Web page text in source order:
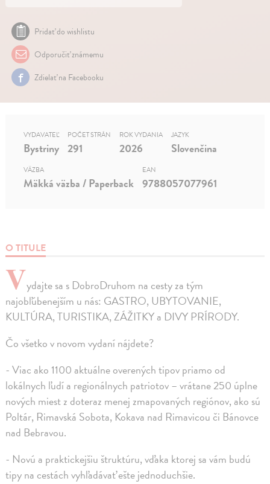
Pridať do wishlistu
Odporučiť známemu
Zdielať na Facebooku
O TITULE
Vydajte sa s DobroDruhom na cesty za tým
najobľúbenejším u nás: GASTRO, UBYTOVANIE,
KULTÚRA, TURISTIKA, ZÁŽITKY a DIVY PRÍRODY.
Čo všetko v novom vydaní nájdete?
- Viac ako 1100 aktuálne overených tipov priamo od
lokálnych ľudí a regionálnych patriotov – vrátane 250 úplne
nových miest z doteraz menej zmapovaných regiónov, ako sú
Poltár, Rimavská Sobota, Kokava nad Rimavicou či Bánovce
nad Bebravou.
- Novú a praktickejšiu štruktúru, vďaka ktorej sa vám budú
tipy na cestách vyhľadávať ešte jednoduchšie.
VYDAVATEĽ
Bystriny
POČET STRÁN
291
ROK VYDANIA
2026
JAZYK
Slovenčina
VÄZBA
Mäkká väzba / Paperback
EAN
9788057077961